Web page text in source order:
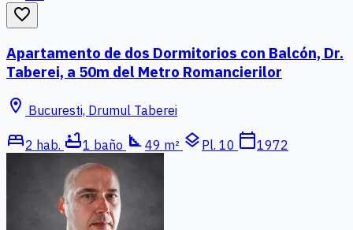
favorite_border
Apartamento de dos Dormitorios con Balcón, Dr.
Taberei, a 50m del Metro Romancierilor
location_on Bucuresti, Drumul Taberei
bed2 hab. bathtub1 baño square_foot 49 m² layers Pl. 10 calendar_today1972